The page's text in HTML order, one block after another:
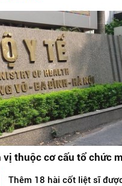
vị thuộc cơ cấu tổ chức
Thêm 18 hài cốt liệt sĩ